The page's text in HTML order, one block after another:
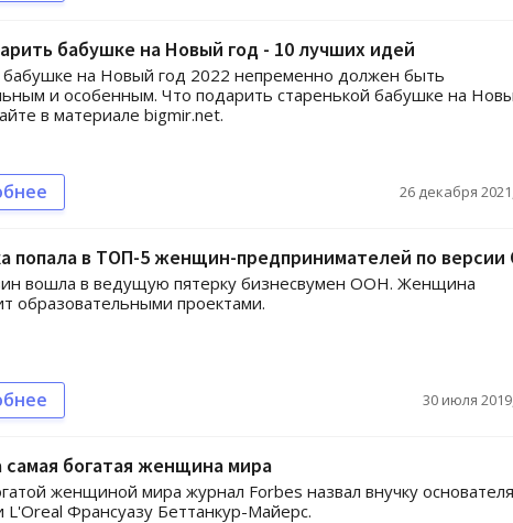
бабушке на Новый год - 10 лучших идей
на Новый год 2022 непременно должен быть
и особенным. Что подарить старенькой бабушке на
в материале bigmir.net.
26 декабря
попала в ТОП-5 женщин-предпринимателей по
вошла в ведущую пятерку бизнесвумен ООН. Женщина
образовательными проектами.
30 июля
самая богатая женщина мира
женщиной мира журнал Forbes назвал внучку основателя
L'Oreal Франсуазу Беттанкур-Майерс.